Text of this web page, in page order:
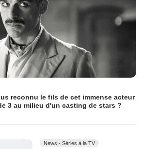
reconnu le fils de cet immense acteur
3 au milieu d'un casting de stars ?
News - Séries à la TV